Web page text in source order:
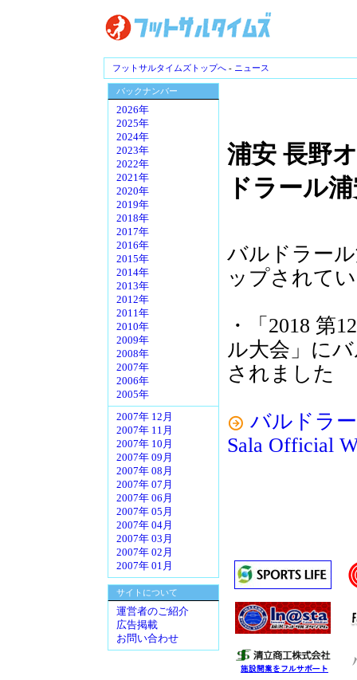
フットサルタイムズトップへ - ニュース
バックナンバー
2026年
2025年
2024年
2023年
2022年
2021年
2020年
2019年
2018年
2017年
2016年
2015年
2014年
2013年
2012年
2011年
2010年
2009年
2008年
2007年
2006年
2005年
2007年 12月
2007年 11月
2007年 10月
2007年 09月
2007年 08月
2007年 07月
2007年 06月
2007年 05月
2007年 04月
2007年 03月
2007年 02月
2007年 01月
サイトについて
運営者のご紹介
広告掲載
お問い合わせ
浦安 長野
ドラール
バルドラー
ップされて
・「2018 第
ル大会」に
されました
バルドラ
Sala Official